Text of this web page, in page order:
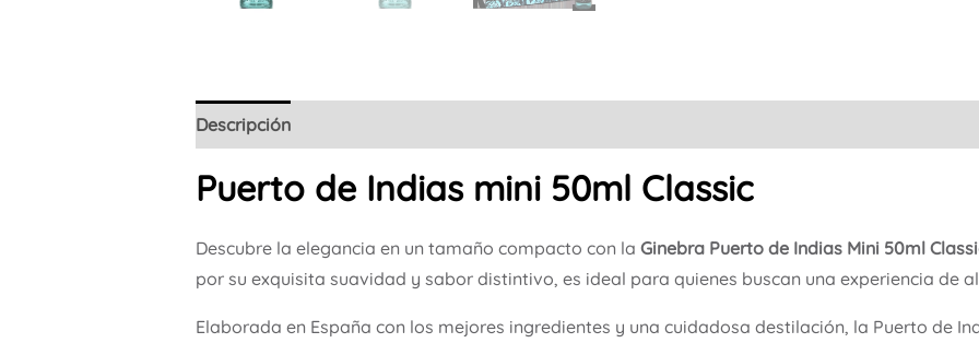
Descripción
Puerto de Indias mini 50ml Classic
Descubre la elegancia en un tamaño compacto con la Ginebra Puerto de Indias Mini 50ml
por su exquisita suavidad y sabor distintivo, es ideal para quienes buscan una experiencia de
Elaborada en España con los mejores ingredientes y una cuidadosa destilación, la Puerto de